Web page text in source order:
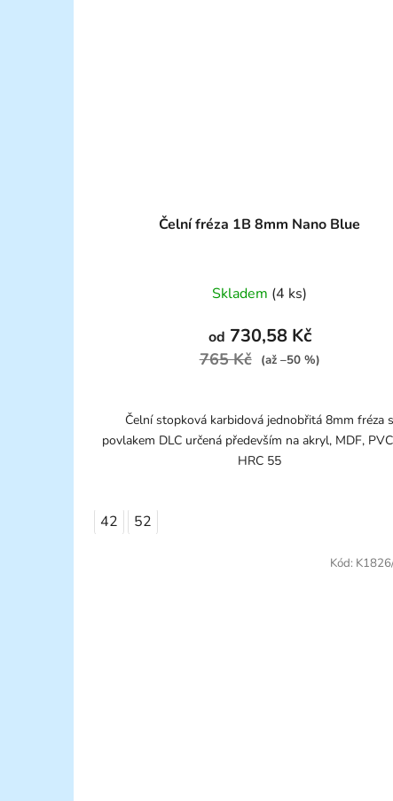
Čelní fréza 1B 8mm Nano Blue
Skladem (4 ks)
od 730,58 Kč
765 Kč (až –50 %)
Čelní stopková karbidová jednobřitá 8mm fréza s
povlakem DLC určená především na akryl, MDF,
HRC 55
42 52
Kód: